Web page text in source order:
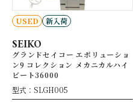
USED 新入荷
SEIKO
グランドセイコー エボリューショ
ン9 コレクション メカニカルハイ
ビート36000
型式：SLGH005